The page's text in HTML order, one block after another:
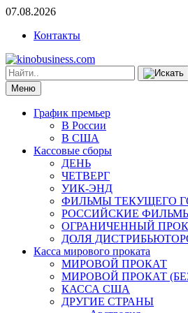
07.08.2026
Контакты
Меню
График премьер
В России
В США
Кассовые сборы
ДЕНЬ
ЧЕТВЕРГ
УИК-ЭНД
ФИЛЬМЫ ТЕКУЩЕГО
РОССИЙСКИЕ
ОГРАНИЧЕННЫЙ
ДОЛЯ
Касса мирового проката
МИРОВОЙ ПРОКАТ
МИРОВОЙ ПРОКАТ
КАССА США
ДРУГИЕ СТРАНЫ